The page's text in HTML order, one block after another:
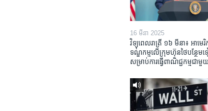
16 មីនា 2025
វិទ្យុពេលរាត្រី ១៦ មីនា៖ អាមេ
ទណ្ឌកម្ម​លើ​ក្រុមហ៊ុន​ថៃ​បន្ថែម​
សម្រាប់​ការ​ធ្វើ​ពាណិជ្ជកម្ម​ជាមួ